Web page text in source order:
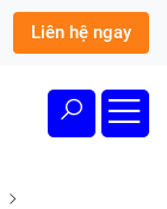
Liên hệ ngay